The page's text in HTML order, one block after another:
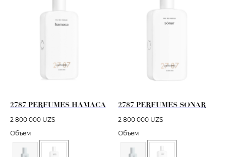
2787 PERFUMES HAMACA
2 800 000 UZS
Объем
2787 PERFUMES SONAR
2 800 000 UZS
Объем